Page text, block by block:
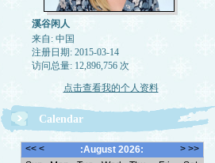
溪谷闲人
来自: 中国
注册日期: 2015-03-14
访问总量: 12,896,756 次
点击查看我的个人资料
Calendar